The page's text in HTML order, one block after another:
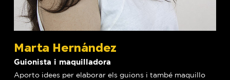
Marta Hernández
Guionista i maquilladora
Aporto idees per elaborar els guions i també maquillo